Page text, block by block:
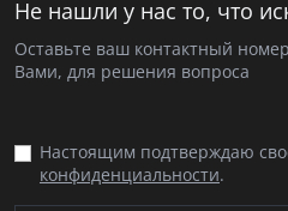
Не нашли у нас то, что
Оставьте ваш контактный
Вами, для решения вопроса
Настоящим подтверждаю
конфиденциальности.